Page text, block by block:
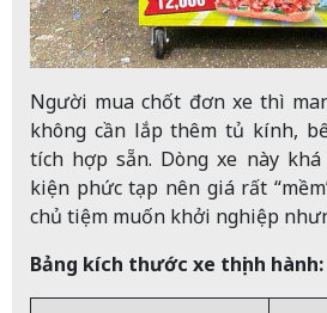
Người mua chốt đơn xe thì
không cần lắp thêm tủ kính,
tích hợp sẵn. Dòng xe này
kiện phức tạp nên giá rất
chủ tiệm muốn khởi nghiệp
Bảng kích thước xe thịnh hành: